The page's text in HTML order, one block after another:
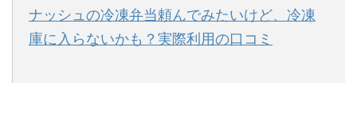
ナッシュの冷凍弁当頼んでみたいけど、冷凍
庫に入らないかも？実際利用の口コミ